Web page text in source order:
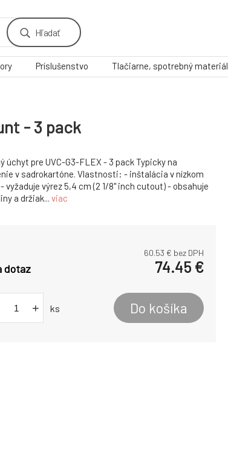
Hľadať
Príslušenstvo Tlačiarne, spotrebný materiál
- 3 pack
úchyt pre UVC-G3-FLEX - 3 pack Typicky na
v sadrokartóne. Vlastnosti: - inštalácia v nízkom
vyžaduje výrez 5,4 cm (2 1/8" inch cutout) - obsahuje
a držiak... viac
60.53 € bez DPH
dotaz 74.45 €
+ ks Do košíka